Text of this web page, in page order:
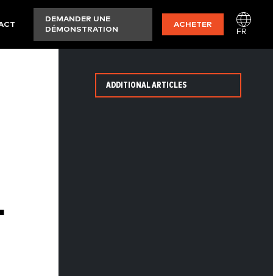
DEMANDER UNE
DÉMONSTRATION
ACHETER
FR
ADDITIONAL ARTICLES